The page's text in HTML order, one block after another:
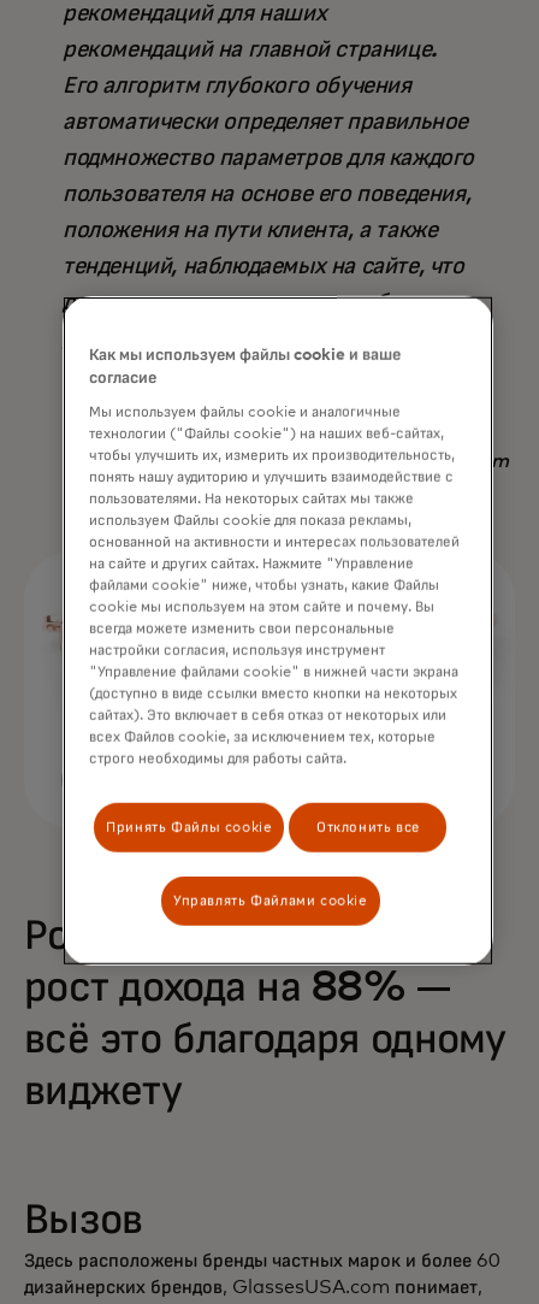
рекомендаций для наших
рекомендаций на главной странице.
Его алгоритм глубокого обучения
автоматически определяет правильное
подмножество параметров для каждого
пользователя на основе его поведения,
положения на пути клиента, а также
тенденций, наблюдаемых на сайте, что
делает его превосходящим любую
только по результату, но и по
сэкономленному времени».
Nadav Yekutiel, Head of Data, GlassesUSA.com
Рост покупок на 68% и
рост дохода на 88% —
всё это благодаря одному
виджету
Вызов
Здесь расположены бренды частных марок и более 60
дизайнерских брендов, GlassesUSA.com понимает,
Как мы используем файлы cookie и ваше
согласие
Мы используем файлы cookie и аналогичные
технологии ("Файлы cookie") на наших веб-сайтах,
чтобы улучшить их, измерить их производительность,
понять нашу аудиторию и улучшить взаимодействие с
пользователями. На некоторых сайтах мы также
используем Файлы cookie для показа рекламы,
основанной на активности и интересах пользователей
на сайте и других сайтах. Нажмите "Управление
файлами cookie" ниже, чтобы узнать, какие Файлы
cookie мы используем на этом сайте и почему. Вы
всегда можете изменить свои персональные
настройки согласия, используя инструмент
"Управление файлами cookie" в нижней части экрана
(доступно в виде ссылки вместо кнопки на некоторых
сайтах). Это включает в себя отказ от некоторых или
всех Файлов cookie, за исключением тех, которые
строго необходимы для работы сайта.
Принять Файлы cookie Отклонить все
Управлять Файлами cookie